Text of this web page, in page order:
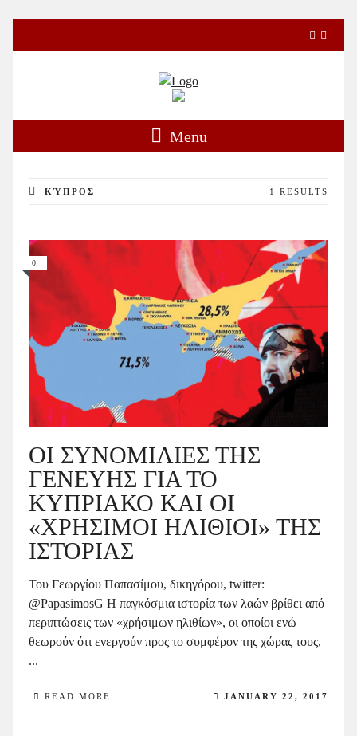
Menu
ΚΎΠΡΟΣ 1 RESULTS
0
ΟΙ ΣΥΝΟΜΙΛΙΕΣ ΤΗΣ
ΓΕΝΕΥΗΣ ΓΙΑ ΤΟ
ΚΥΠΡΙΑΚΟ ΚΑΙ ΟΙ
«ΧΡΗΣΙΜΟΙ ΗΛΙΘΙΟΙ» ΤΗΣ
ΙΣΤΟΡΙΑΣ
Του Γεωργίου Παπασίμου, δικηγόρου, twitter:
@PapasimosG H παγκόσμια ιστορία των λαών βρίθει από
περιπτώσεις των «χρήσιμων ηλιθίων», οι οποίοι ενώ
θεωρούν ότι ενεργούν προς το συμφέρον της χώρας τους,
...
READ MORE JANUARY 22, 2017